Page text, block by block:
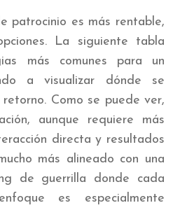
patrocinio es más rentable,
La siguiente tabla
más comunes para un
a visualizar dónde se
Como se puede ver,
aunque requiere más
directa y resultados
más alineado con una
de guerrilla donde cada
es especialmente